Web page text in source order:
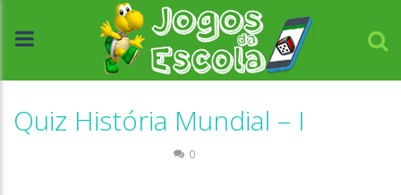
Quiz História Mundial – I
0